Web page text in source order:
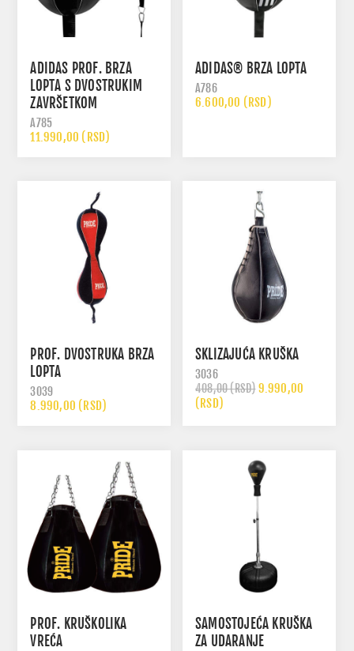
ADIDAS PROF. BRZA
LOPTA S DVOSTRUKIM
ZAVRŠETKOM
A785
11.990,00 (RSD)
ADIDAS® BRZA LOPTA
A786
6.600,00 (RSD)
PROF. DVOSTRUKA BRZA
LOPTA
3039
8.990,00 (RSD)
SKLIZAJUĆA KRUŠKA
3036
408,00 (RSD) 9.990,00
(RSD)
PROF. KRUŠKOLIKA
VREĆA
SAMOSTOJEĆA KRUŠKA
ZA UDARANJE